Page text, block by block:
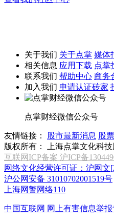
关于我们 关于点掌 媒体
相关信息 应用下载 点掌
联系我们 帮助中心 商务
加入我们 申请认证砖家
点掌财经微信公众号
友情链接： 股市最新消息 股
版权所有：
上海点掌文化科
互联网ICP备案 沪ICP备
网络文化经营许可证：沪网文
沪公网安备 31010702001519号
上海网警网络110
中国互联网 网上有害信息举报